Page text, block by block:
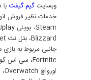
وبسایت گیم گیفت
خدمات نظیر فروش
جانبی مربوط به بازی